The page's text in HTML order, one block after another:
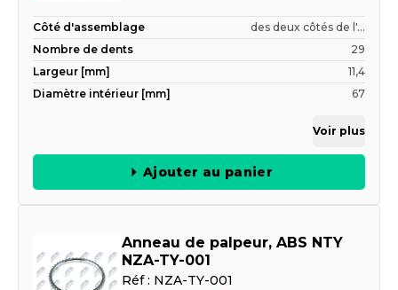
Côté d'assemblage
des deux côtés de l'...
Nombre de dents
29
Largeur [mm]
11,4
Diamètre intérieur [mm]
67
Voir plus
Ajouter au panier
Anneau de palpeur, ABS NTY
NZA-TY-001
Réf : NZA-TY-001